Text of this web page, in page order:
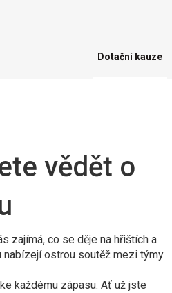
Dotační kauze
vědět o
zajímá, co se děje na hřištích a
nabízejí ostrou soutěž mezi týmy
každému zápasu. Ať už jste